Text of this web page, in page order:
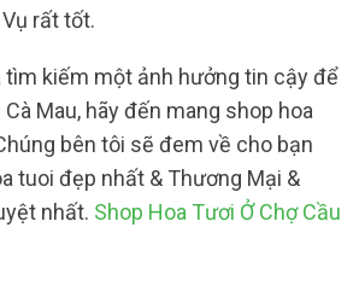
rất tốt.
tìm kiếm một ảnh hưởng tin cậy để
Mau, hãy đến mang shop hoa
bên tôi sẽ đem về cho bạn
tuoi đẹp nhất & Thương Mại &
nhất. Shop Hoa Tươi Ở Chợ Cầu